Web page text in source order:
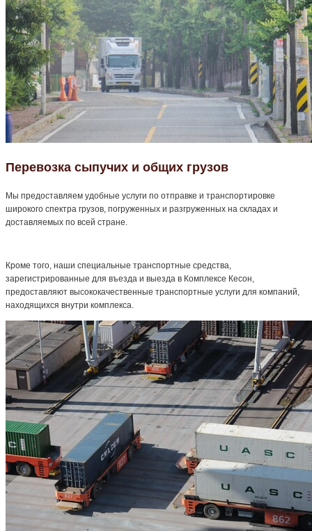
Перевозка сыпучих и общих грузов
Мы предоставляем удобные услуги по отправке и транспортировке
широкого спектра грузов, погруженных и разгруженных на складах и
доставляемых по всей стране.
Кроме того, наши специальные транспортные средства,
зарегистрированные для въезда и выезда в Комплексе Кесон,
предоставляют высококачественные транспортные услуги для компаний,
находящихся внутри комплекса.